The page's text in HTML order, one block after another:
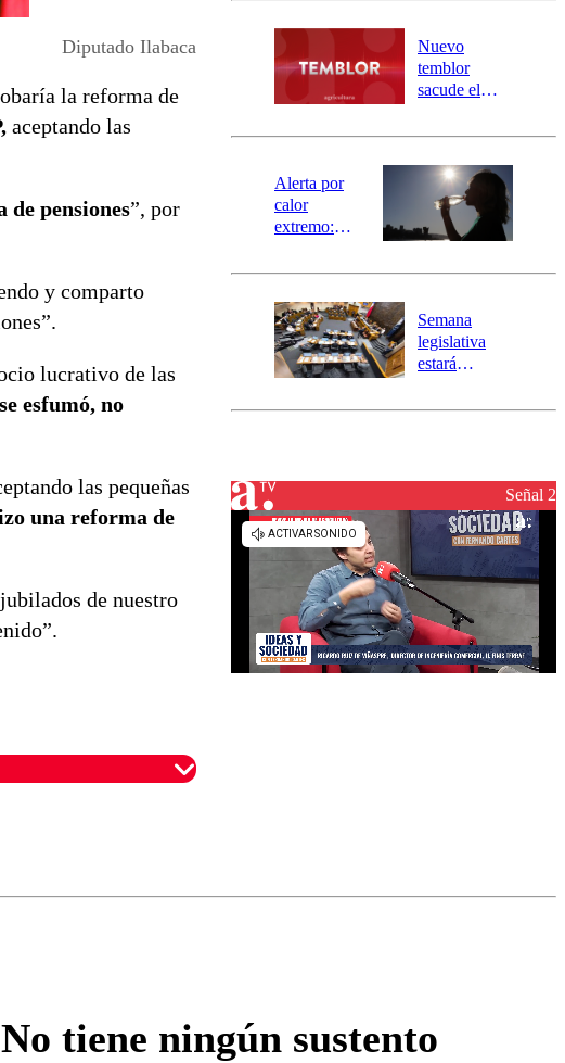
Diputado Ilabaca
la reforma de
aceptando las
de pensiones”, por
y comparto
lucrativo de las
esfumó, no
las pequeñas
una reforma de
de nuestro
río Damas:
activa
mensajería
SAE
Nuevo
temblor
sacude el
revisa la
epicentro
Alerta por
calor
extremo:
activa Alerta
Preventiva en
tres comunas
Semana
legislativa
estará
el fin de la
reconstrucciónSeñal 2
tiene ningún sustento